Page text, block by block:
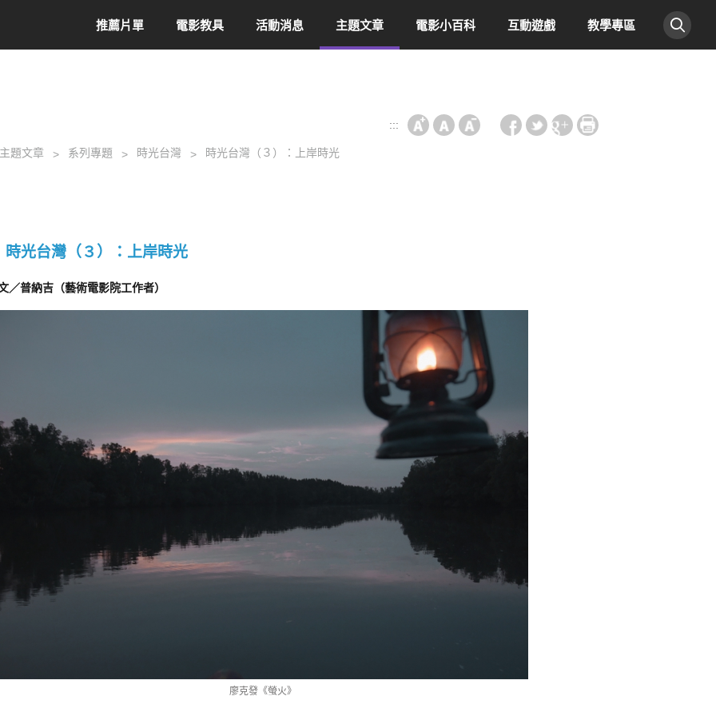
推薦片單 電影教具 活動消息 主題文章 電影小百科 互動遊戲 教學專區
:::
主題文章 系列專題 時光台灣 時光台灣（３）：上岸時光
時光台灣（３）：上岸時光
／普納吉（藝術電影院工作者）
廖克發《螢火》